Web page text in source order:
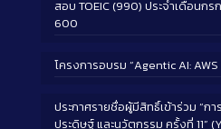
สอบ TOEIC (990) ประจำเดือนก
600
โครงการอบรม “Agentic AI: AWS
ประกาศรายชื่อผู้มีสิทธิ์เข้าร่วม “ก
ประดิษฐ์ และนวัตกรรม ครั้งที่ 11”